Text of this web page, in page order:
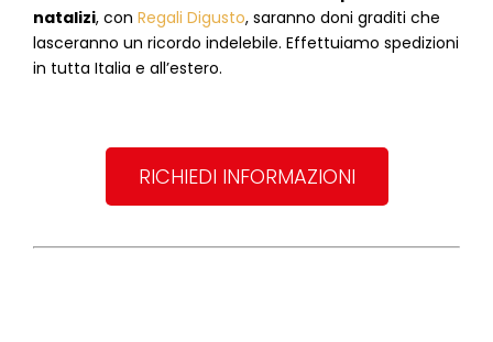
natalizi, con Regali Digusto, saranno doni graditi che
lasceranno un ricordo indelebile. Effettuiamo spedizioni
in tutta Italia e all’estero.
RICHIEDI INFORMAZIONI